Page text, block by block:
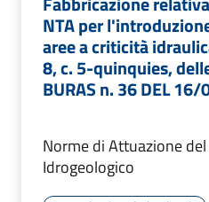
NTA per
aree a criticità
8, c. 5-quinquies,
BURAS n. 36 DEL
Norme di Attuazione
Idrogeologico